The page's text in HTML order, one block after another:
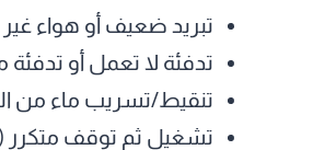
تبريد ضعيف أو هواء
تدفئة لا تعمل أو
تنقيط/تسريب ماء من
تشغيل ثم توقف